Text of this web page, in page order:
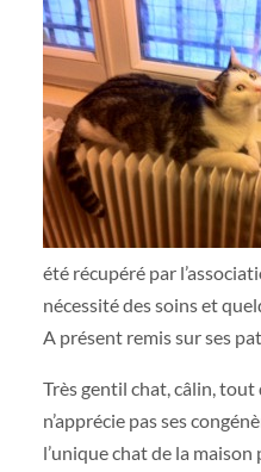
été récupéré par
nécessité des soins et
A présent remis sur ses
Très gentil chat, câlin,
n’apprécie pas ses
l’unique chat de la